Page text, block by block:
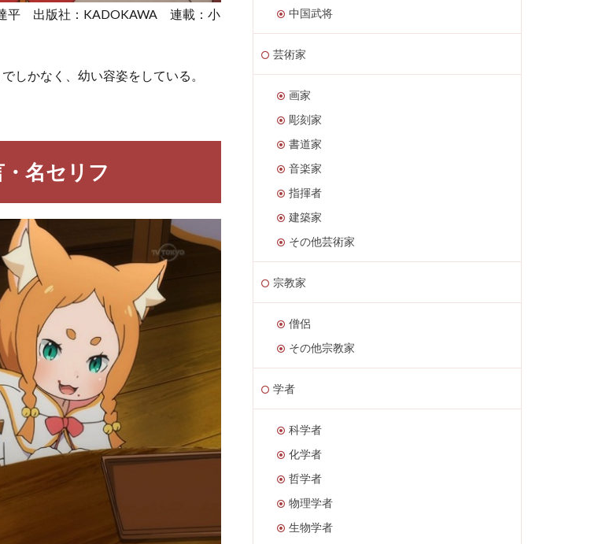
平 出版社：KADOKAWA 連載：小
しかなく、幼い容姿をしている。
名セリフ
中国武将
芸術家
画家
彫刻家
書道家
音楽家
指揮者
建築家
その他芸術家
宗教家
僧侶
その他宗教家
学者
科学者
化学者
哲学者
物理学者
生物学者